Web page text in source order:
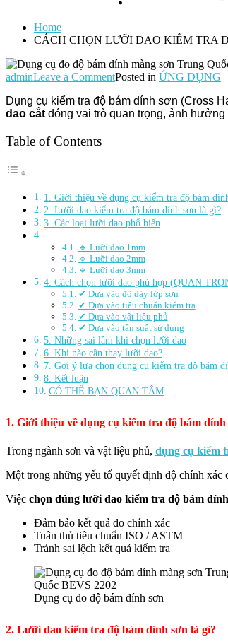
Home
CÁCH CHỌN LƯỠI DAO KIỂM TRA
adminLeave a Commenton
CHỌN
LƯỠI
SƠN
THEO
TIÊU
CHUẨN
ISO
2409
Posted in ỨNG DỤNG
Dụng cụ kiểm tra độ bám dính sơn (Cross
dao cắt đóng vai trò quan trọng, ảnh
Table of Contents
1. Giới thiệu về dụng cụ kiểm tra độ bám
2. Lưỡi dao kiểm tra độ bám dính sơn là gì?
3. Các loại lưỡi dao phổ biến
🔹 Lưỡi dao 1mm
🔹 Lưỡi dao 2mm
🔹 Lưỡi dao 3mm
4. Cách chọn lưỡi dao phù hợp (QUAN
✔ Dựa vào độ dày lớp sơn
✔ Dựa vào tiêu chuẩn kiểm tra
✔ Dựa vào vật liệu phủ
✔ Dựa vào tần suất sử dụng
5. Những sai lầm khi chọn lưỡi dao
6. Khi nào cần thay lưỡi dao?
7. Gợi ý lựa chọn dụng cụ kiểm tra độ bám
8. Kết luận
CÓ THỂ BẠN QUAN TÂM
1. Giới thiệu về dụng cụ kiểm tra độ bám dính
Trong ngành sơn và vật liệu phủ, dụng cụ kiểm
Một trong những yếu tố quyết định độ chính xác
Việc chọn đúng lưỡi dao kiểm tra độ bám
Đảm bảo kết quả đo chính xác
Tuân thủ tiêu chuẩn ISO / ASTM
Tránh sai lệch kết quả kiểm tra
Dụng cụ đo độ bám dính sơn
2. Lưỡi dao kiểm tra độ bám dính sơn là gì?